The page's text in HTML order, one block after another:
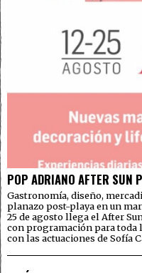
POP ADRIANO AFTER SUN
Gastronomía, diseño,
planazo post-playa en un
25 de agosto llega el After
con programación para toda
con las actuaciones de Sofía